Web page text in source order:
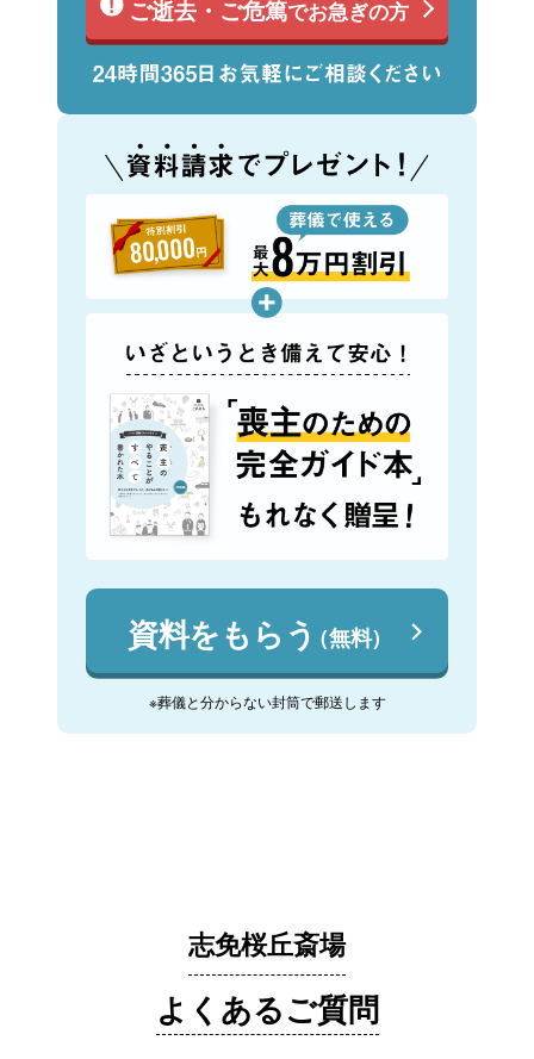
ご逝去・ご危篤でお急ぎの方
資料をもらう（無料）
※葬儀と分からない封筒で郵送します
志免桜丘斎場
よくあるご質問